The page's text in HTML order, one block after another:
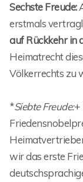
Sechste Freude:
erstmals
auf Rückkehr in
Heimatrecht
Völkerrechts zu
*Siebte Freude:+
wir das erste